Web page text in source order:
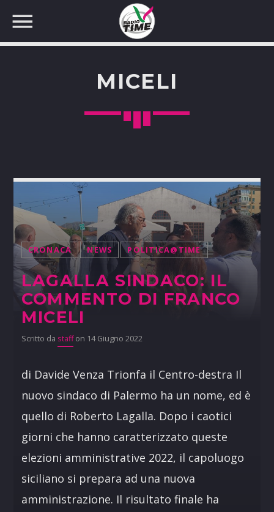
MICELI
CRONACA NEWS POLITICA@TIME
LAGALLA SINDACO: IL
COMMENTO DI FRANCO
MICELI
Scritto da staffon 14 Giugno 2022
di Davide Venza Trionfa il Centro-destra Il
nuovo sindaco di Palermo ha un nome, ed è
quello di Roberto Lagalla. Dopo i caotici
giorni che hanno caratterizzato queste
elezioni amministrative 2022, il capoluogo
siciliano si prepara ad una nuova
amministrazione. Il risultato finale ha